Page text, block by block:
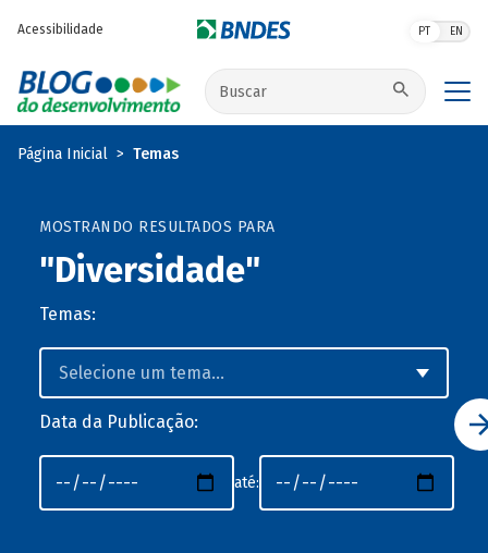
Acessibilidade PT EN
Buscar no site
Página Inicial Temas
MOSTRANDO RESULTADOS PARA
"Diversidade"
Temas:
Data da Publicação:
até: